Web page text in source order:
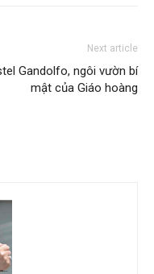
Next article
Gandolfo, ngôi vườn bí
mật của Giáo hoàng